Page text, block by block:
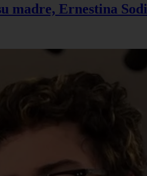
madre, Ernestina Sodi